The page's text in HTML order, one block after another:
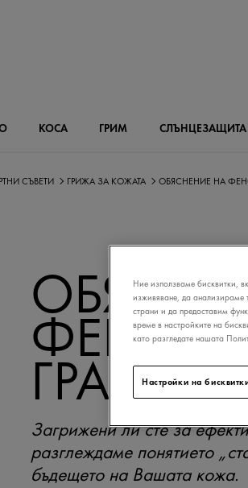
КОСА ГРИМ СЛЪНЦЕЗАЩИТА
СЪВЕТИ ГРИЖА ЗА КОЖАТА ОБЯСНЕНИЕ НА
Загрижени ли сте за
разглеждаме понятието
бъдещето на Вашата кожа.
Ние използваме бисквитки,
изживяване, да анализираме
страни и да предоставим
време в настройките на
като разгледате нашата
Настройки на